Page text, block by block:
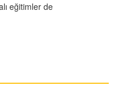
eğitimler de